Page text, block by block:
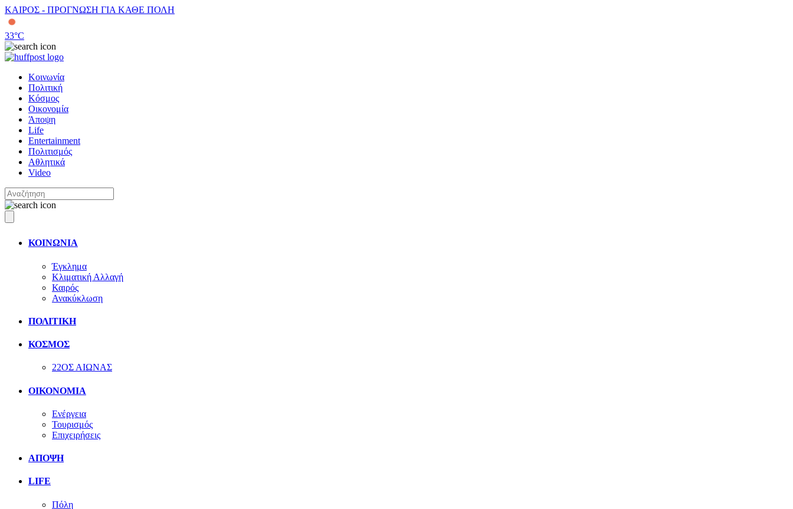
ΚΑΙΡΟΣ - ΠΡΟΓΝΩΣΗ ΓΙΑ ΚΑΘΕ ΠΟΛΗ
33°C
Κοινωνία
Πολιτική
Κόσμος
Οικονομία
Άποψη
Life
Entertainment
Πολιτισμός
Αθλητικά
Video
ΚΟΙΝΩΝΙΑ
Έγκλημα
Κλιματική Αλλαγή
Καιρός
Ανακύκλωση
ΠΟΛΙΤΙΚΗ
ΚΟΣΜΟΣ
22ΟΣ ΑΙΩΝΑΣ
ΟΙΚΟΝΟΜΙΑ
Ενέργεια
Τουρισμός
Επιχειρήσεις
ΑΠΟΨΗ
LIFE
Πόλη